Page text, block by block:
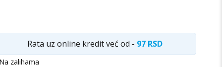
Rata uz online kredit već od - 97 RSD
Na zalihama